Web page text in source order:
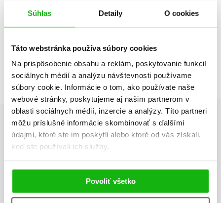
Súhlas Detaily O cookies
Táto webstránka používa súbory cookies
Na prispôsobenie obsahu a reklám, poskytovanie funkcií
sociálnych médií a analýzu návštevnosti používame
súbory cookie. Informácie o tom, ako používate naše
webové stránky, poskytujeme aj našim partnerom v
oblasti sociálnych médií, inzercie a analýzy. Títo partneri
môžu príslušné informácie skombinovať s ďalšími
údajmi, ktoré ste im poskytli alebo ktoré od vás získali,
keď ste používali ich služby.
Povoliť všetko
Neboli nájdené žiadne tituly
Albatros Media newsletter
výhodná zľava, aká beží súťaž o ceny?Prihláste sa k odberu
našich e-mailových noviniek!